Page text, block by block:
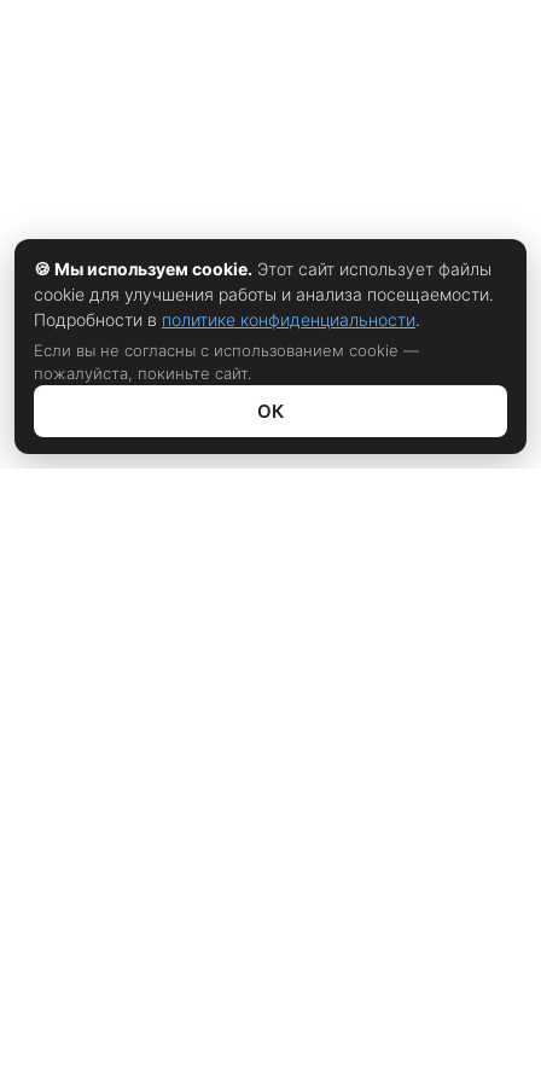
🍪 Мы используем cookie. Этот сайт использует файлы
cookie для улучшения работы и анализа посещаемости.
Подробности в политике конфиденциальности.
Если вы не согласны с использованием cookie —
пожалуйста, покиньте сайт.
ОК